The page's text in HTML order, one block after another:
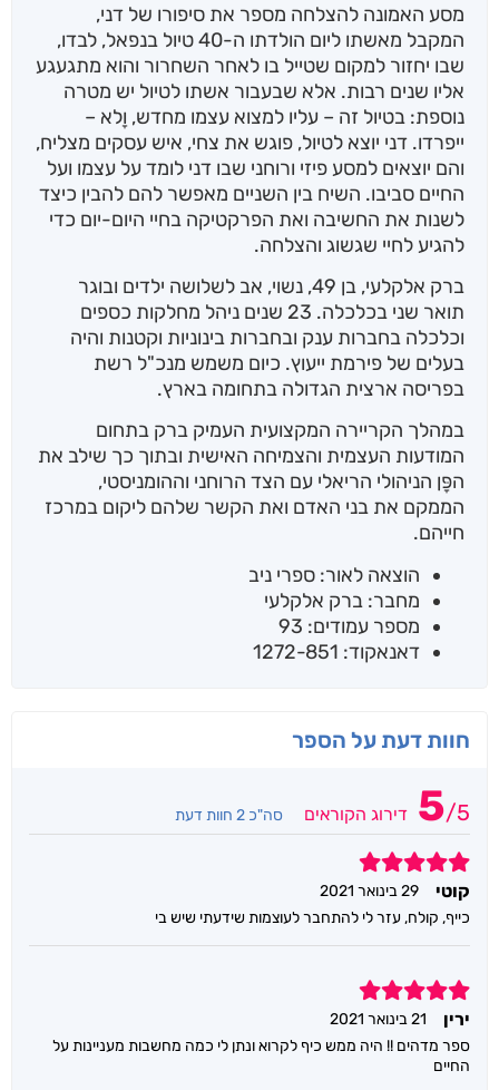
מסע האמונה להצלחה מספר את סיפורו של דני,
המקבל מאשתו ליום הולדתו ה-40 טיול בנפאל, לבדו,
שבו יחזור למקום שטייל בו לאחר השחרור והוא מתגעגע
אליו שנים רבות. אלא שבעבור אשתו לטיול יש מטרה
נוספת: בטיול זה – עליו למצוא עצמו מחדש, וָלא –
ייפרדו. דני יוצא לטיול, פוגש את צחי, איש עסקים מצליח,
והם יוצאים למסע פיזי ורוחני שבו דני לומד על עצמו ועל
החיים סביבו. השיח בין השניים מאפשר להם להבין כיצד
לשנות את החשיבה ואת הפרקטיקה בחיי היום-יום כדי
להגיע לחיי שגשוג והצלחה.
ברק אלקלעי, בן 49, נשוי, אב לשלושה ילדים ובוגר
תואר שני בכלכלה. 23 שנים ניהל מחלקות כספים
וכלכלה בחברות ענק ובחברות בינוניות וקטנות והיה
בעלים של פירמת ייעוץ. כיום משמש מנכ"ל רשת
בפריסה ארצית הגדולה בתחומה בארץ.
במהלך הקריירה המקצועית העמיק ברק בתחום
המודעות העצמית והצמיחה האישית ובתוך כך שילב את
הפָּן הניהולי הריאלי עם הצד הרוחני וההומניסטי,
הממקם את בני האדם ואת הקשר שלהם ליקום במרכז
חייהם.
הוצאה לאור: ספרי ניב
מחבר: ברק אלקלעי
מספר עמודים: 93
דאנאקוד: 1272-851
חוות דעת על הספר
5/5 דירוג הקוראים סה"כ 2 חוות דעת
5
קוטי
29 בינואר 2021
כייף, קולח, עזר לי להתחבר לעוצמות שידעתי שיש בי
5
ירין
21 בינואר 2021
ספר מדהים !! היה ממש כיף לקרוא ונתן לי כמה מחשבות מעניינות על
החיים